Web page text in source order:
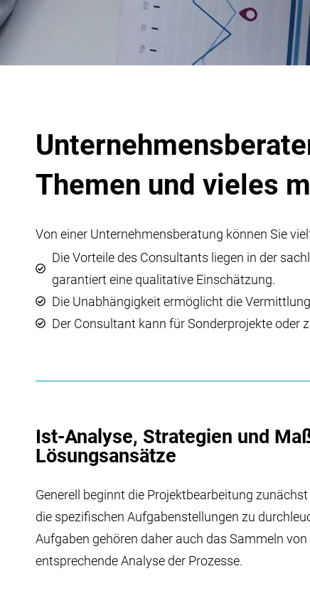
Themen und vieles
Von einer Unternehmensberatung können Sie
Die Vorteile des Consultants liegen in der
garantiert eine qualitative Einschätzung.
Die Unabhängigkeit ermöglicht die
Der Consultant kann für Sonderprojekte oder
Ist-Analyse, Strategien und
Lösungsansätze
Generell beginnt die Projektbearbeitung
die spezifischen Aufgabenstellungen zu
Aufgaben gehören daher auch das Sammeln
entsprechende Analyse der Prozesse.